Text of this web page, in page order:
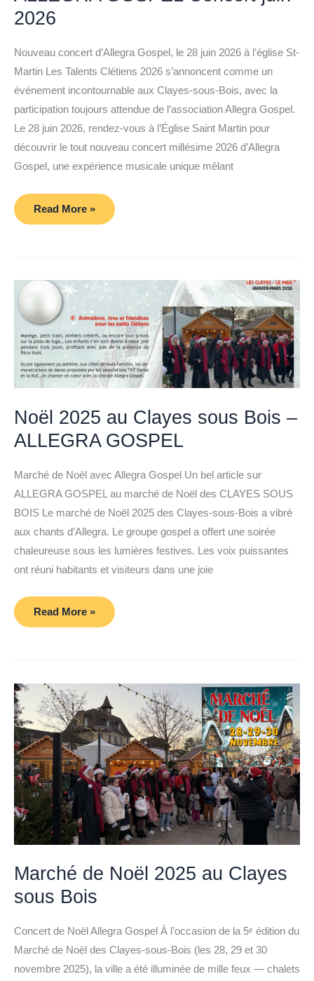
2026
Nouveau concert d’Allegra Gospel, le 28 juin 2026 à l’église St-
Martin Les Talents Clétiens 2026 s’annoncent comme un
événement incontournable aux Clayes-sous-Bois, avec la
participation toujours attendue de l’association Allegra Gospel.
Le 28 juin 2026, rendez-vous à l’Église Saint Martin pour
découvrir le tout nouveau concert millésime 2026 d’Allegra
Gospel, une expérience musicale unique mêlant
ALLEGRA
Concert
Read More »
Noël 2025 au Clayes sous Bois –
ALLEGRA GOSPEL
Marché de Noël avec Allegra Gospel Un bel article sur
ALLEGRA GOSPEL au marché de Noël des CLAYES SOUS
BOIS Le marché de Noël 2025 des Clayes-sous-Bois a vibré
aux chants d’Allegra. Le groupe gospel a offert une soirée
chaleureuse sous les lumières festives. Les voix puissantes
ont réuni habitants et visiteurs dans une joie
Noël
au
GOSPEL
Read More »
Marché de Noël 2025 au Clayes
sous Bois
Concert de Noël Allegra Gospel À l’occasion de la 5ᵉ édition du
Marché de Noël des Clayes-sous-Bois (les 28, 29 et 30
novembre 2025), la ville a été illuminée de mille feux — chalets